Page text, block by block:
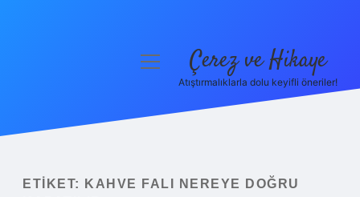
Yasal Uyarı
menüyü Çerez ve Hikaye
Atıştırmalıklarla dolu keyifli öneriler!
ETIKET:
KAHVE FALI NEREYE DOĞRU